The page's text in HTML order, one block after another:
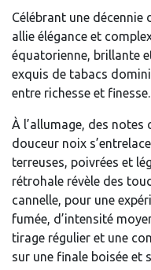
Célébrant une décennie
allie élégance et
équatorienne, brillante
exquis de tabacs
entre richesse et finesse.
À l’allumage, des notes
douceur noix
terreuses, poivrées et
rétrohale révèle des
cannelle, pour une
fumée, d’intensité
tirage régulier et une
sur une finale boisée et